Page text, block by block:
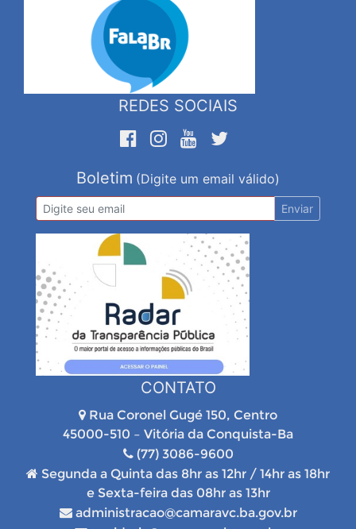
REDES SOCIAIS
Boletim (Digite um email válido)
Enviar
CONTATO
Rua Coronel Gugé 150, Centro
45000-510 – Vitória da Conquista-Ba
(77) 3086-9600
Segunda a Quinta das 8hr as 12hr / 14hr as 18hr
e Sexta-feira das 08hr as 13hr
administracao@camaravc.ba.gov.br